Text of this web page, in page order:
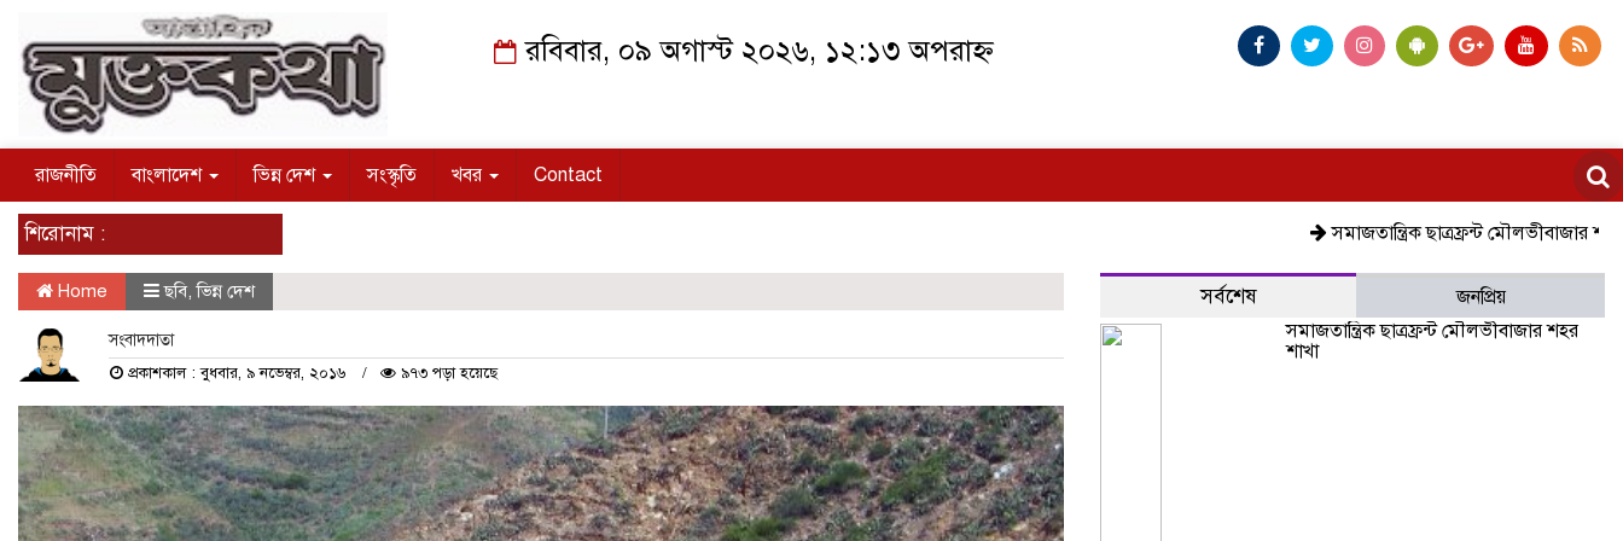
রবিবার, ০৯ অগাস্ট ২০২৬, ১২:১৩ অপরাহ্ন
রাজনীতি বাংলাদেশ ভিন্ন দেশ সংস্কৃতি খবর Contact
শিরোনাম : সমাজতান্ত্রিক ছাত্রফ্রন্ট মৌলভীবাজার শহর শাখা
Home ছবি,ভিন্ন দেশ
সংবাদদাতা
প্রকাশকাল : বুধবার, ৯ নভেম্বর, ২০১৬ ৯৭৩ পড়া হয়েছে
সর্বশেষ
জনপ্রিয়
সমাজতান্ত্রিক ছাত্রফ্রন্ট মৌলভীবাজার শহর
শাখা